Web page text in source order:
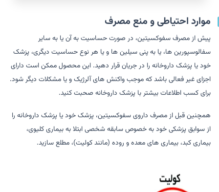
موارد احتیاطی و منع مصرف
پیش از مصرف سفوکسیتین، در صورت حساسیت به آن یا به سایر
سفالوسپورین ها، یا به پنی سیلین ها و یا هر نوع حساسیت دیگری، پزشک
خود یا پزشک داروخانه را در جریان قرار دهید. این محصول ممکن است دارای
اجزای غیر فعالی باشد که موجب واکنش های آلرژیک و یا مشکلات دیگر شود.
برای کسب اطلاعات بیشتر با پزشک داروخانه صحبت کنید.
همچنین قبل از مصرف داروی سفوکسیتین، پزشک خود یا پزشک داروخانه را
از سوابق پزشکی خود به خصوص سابقه شخصی ابتلا به بیماری کلیوی،
بیماری کبد، بیماری های معده و روده (مانند کولیت)، مطلع سازید.